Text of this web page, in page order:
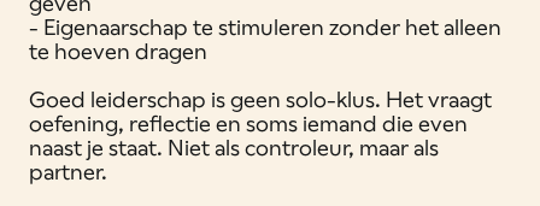
- Eigenaarschap te stimuleren zonder het alleen
te hoeven dragen
Goed leiderschap is geen solo-klus. Het vraagt
oefening, reflectie en soms iemand die even
naast je staat. Niet als controleur, maar als
partner.